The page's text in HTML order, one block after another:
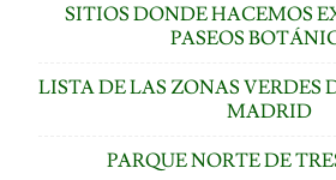
SITIOS DONDE HACEMOS
PASEOS
LISTA DE LAS ZONAS VERDES
MADRID
PARQUE NORTE DE